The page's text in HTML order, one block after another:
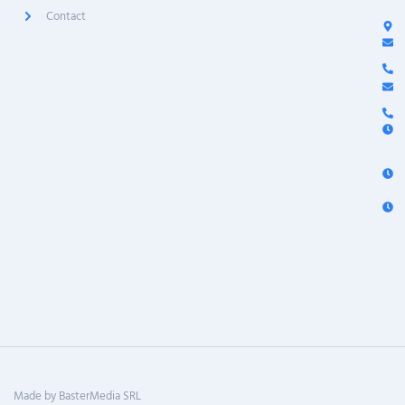
Contact
Made by BasterMedia SRL